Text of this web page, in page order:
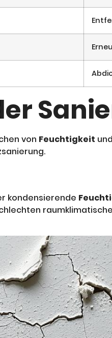
von Feuchtigkeit und
kondensierende